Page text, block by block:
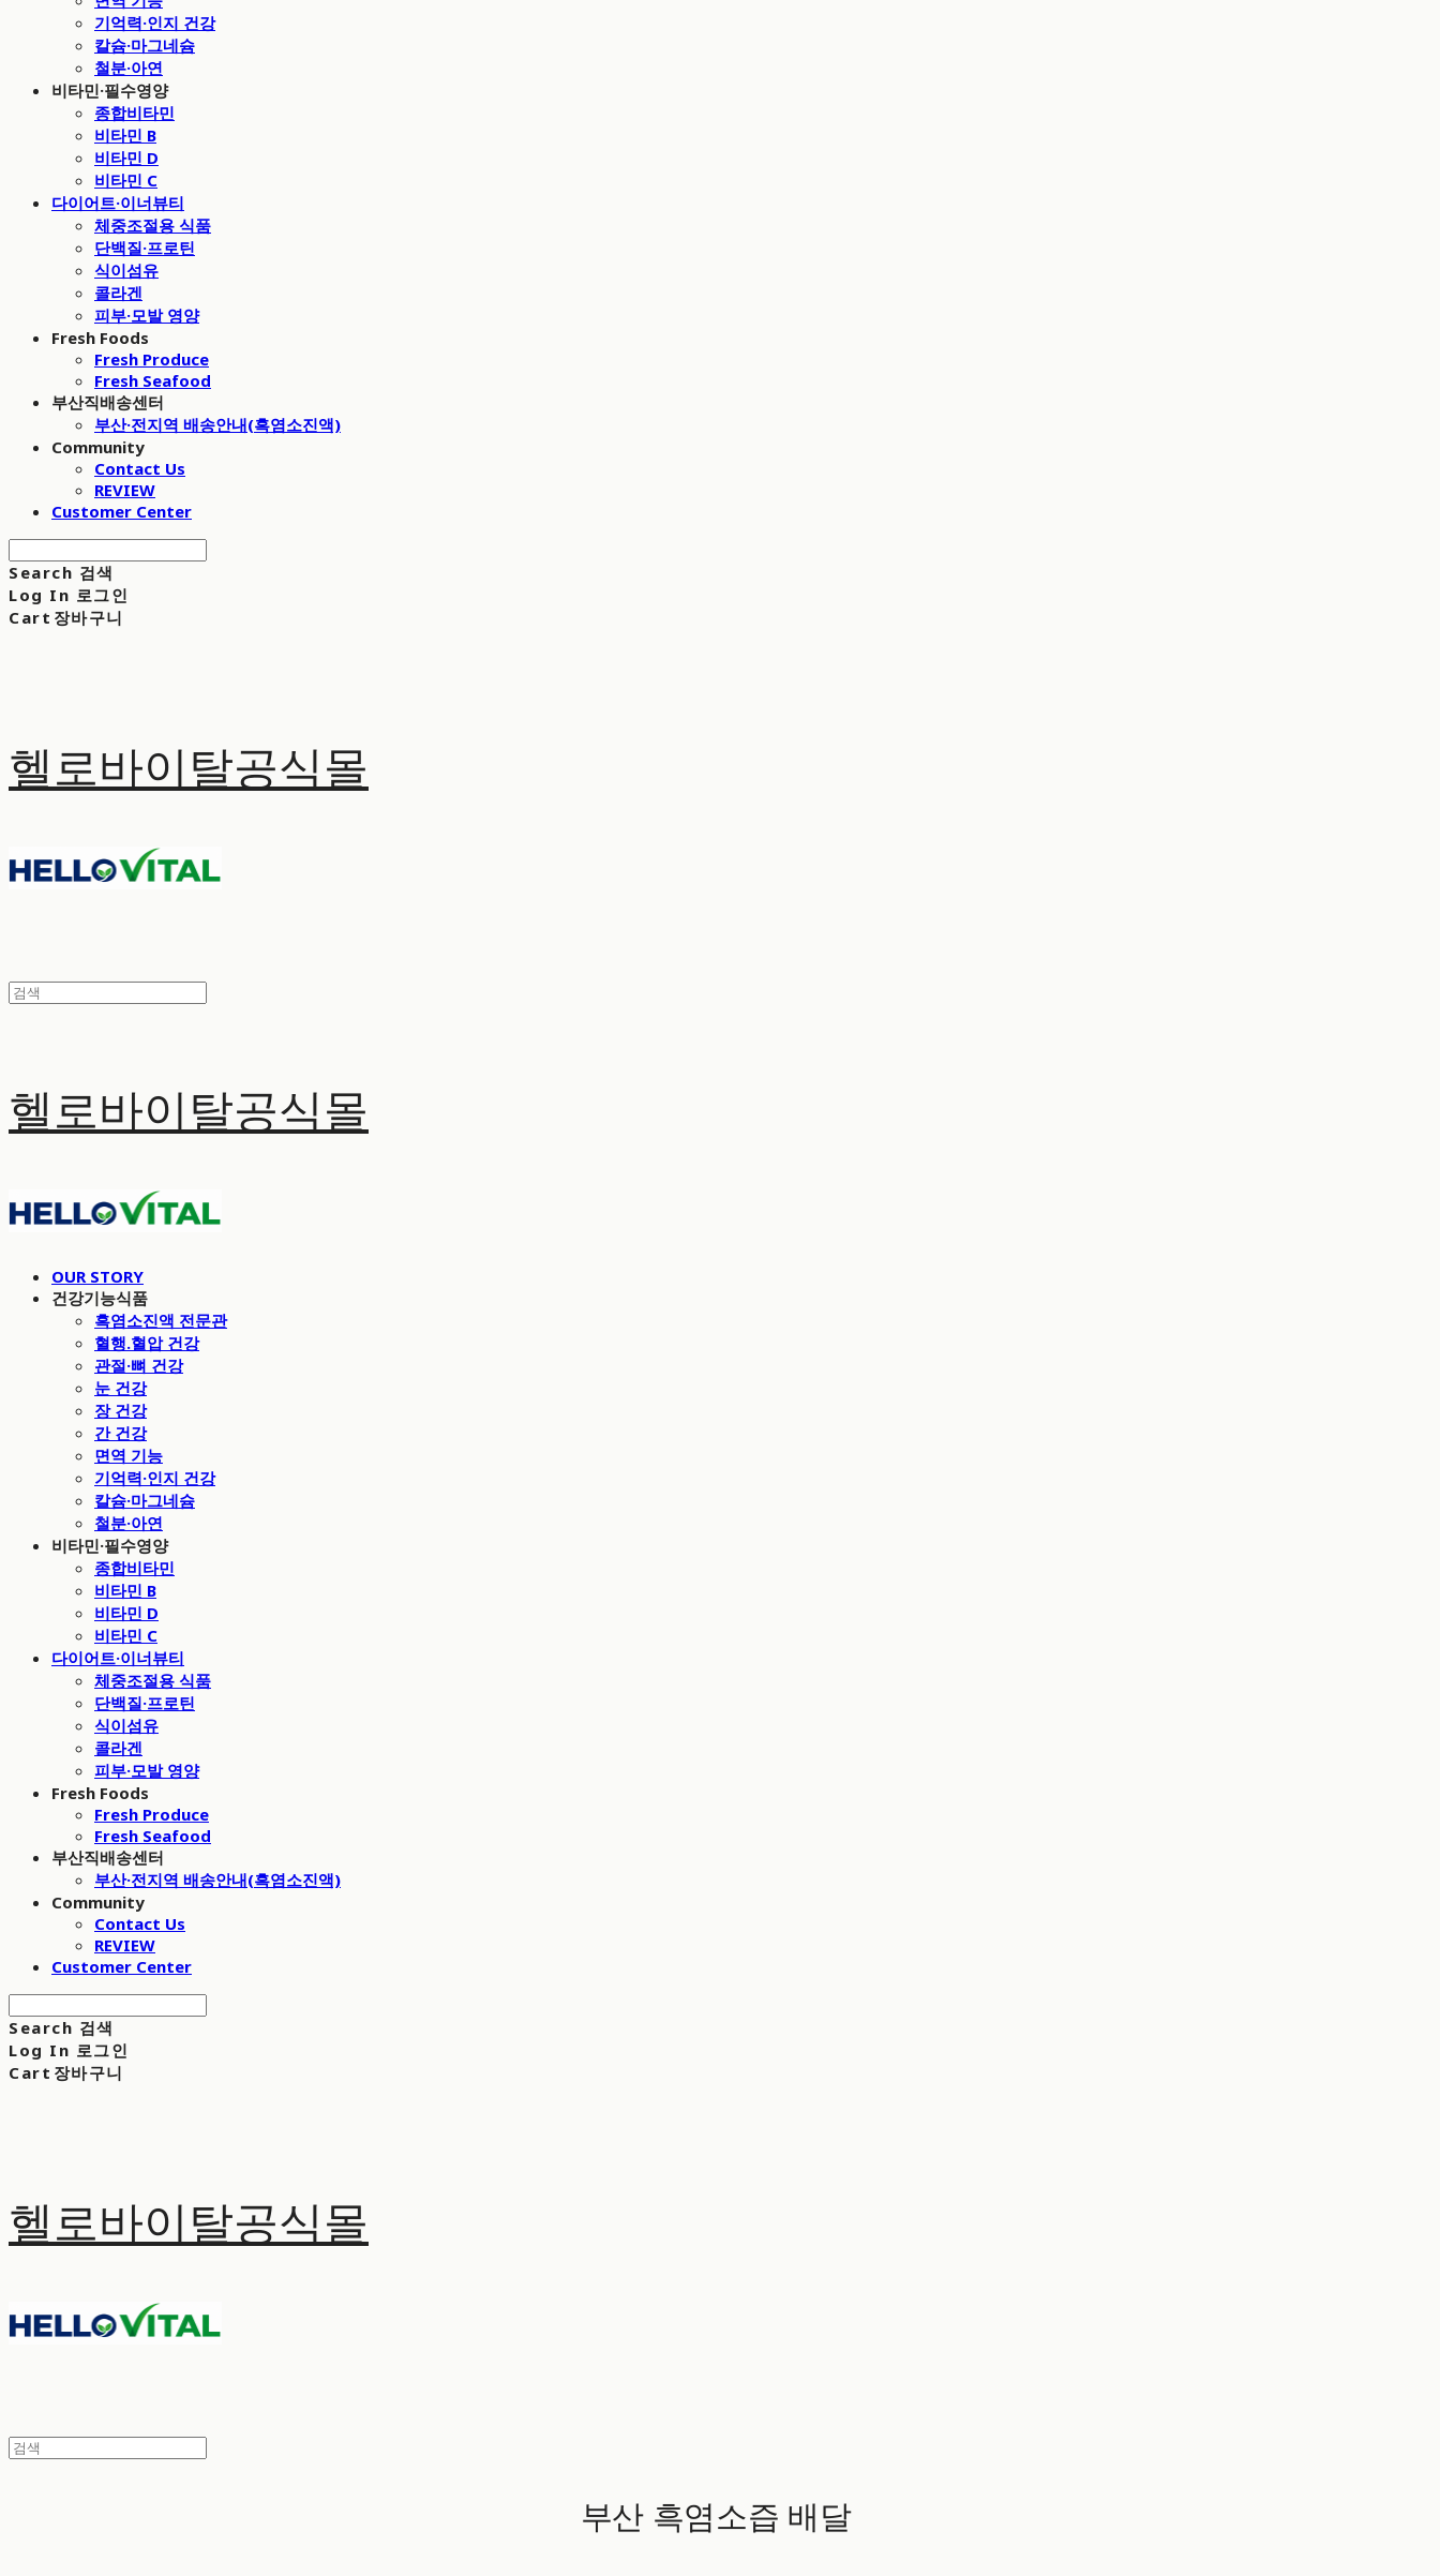
기억력·인지 건강
칼슘·마그네슘
철분·아연
비타민·필수영양
종합비타민
비타민 B
비타민 D
비타민 C
다이어트·이너뷰티
체중조절용 식품
단백질·프로틴
식이섬유
콜라겐
피부·모발 영양
Fresh Foods
Fresh Produce
Fresh Seafood
부산직배송센터
부산·전지역 배송안내(흑염소진액)
Community
Contact Us
REVIEW
Customer Center
Search 검색
Log In 로그인
Cart 장바구니
헬로바이탈공식몰
헬로바이탈공식몰
OUR STORY
건강기능식품
흑염소진액 전문관
혈행.혈압 건강
관절·뼈 건강
눈 건강
장 건강
간 건강
면역 기능
기억력·인지 건강
칼슘·마그네슘
철분·아연
비타민·필수영양
종합비타민
비타민 B
비타민 D
비타민 C
다이어트·이너뷰티
체중조절용 식품
단백질·프로틴
식이섬유
콜라겐
피부·모발 영양
Fresh Foods
Fresh Produce
Fresh Seafood
부산직배송센터
부산·전지역 배송안내(흑염소진액)
Community
Contact Us
REVIEW
Customer Center
Search 검색
Log In 로그인
Cart 장바구니
헬로바이탈공식몰
부산 흑염소즙 배달